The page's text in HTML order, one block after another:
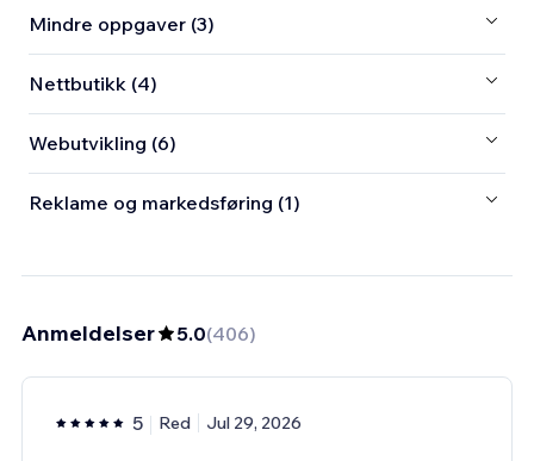
Mindre oppgaver (3)
Nettbutikk (4)
Webutvikling (6)
Reklame og markedsføring (1)
Anmeldelser 5.0(406)
5 Red Jul 29, 2026